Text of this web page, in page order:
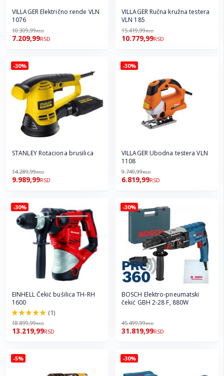
VILLAGER Električno rende VLN
1076
10.309,99RSD
7.209,99RSD
VILLAGER Ručna kružna testera
VLN 185
15.419,99RSD
10.779,99RSD
-30%
STANLEY Rotaciona brusilica
14.289,99RSD
9.989,99RSD
-30%
VILLAGER Ubodna testera VLN
1108
9.749,99RSD
6.819,99RSD
-30%
EINHELL Čekić bušilica TH-RH
1600
100.0%
(1)
18.899,99RSD
13.219,99RSD
-30%
BOSCH Elektro-pneumatski
čekić GBH 2-28 F, 880W
45.499,99RSD
31.819,99RSD
-5% -30%